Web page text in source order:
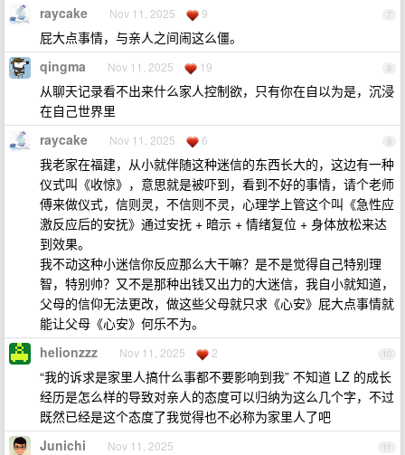
7
raycake Nov 11, 2025 9
屁大点事情，与亲人之间闹这么僵。
8
qingma Nov 11, 2025 19
从聊天记录看不出来什么家人控制欲，只有你在自以为是，沉浸
在自己世界里
9
raycake Nov 11, 2025 6
我老家在福建，从小就伴随这种迷信的东西长大的，这边有一种
仪式叫《收惊》，意思就是被吓到，看到不好的事情，请个老师
傅来做仪式，信则灵，不信则不灵，心理学上管这个叫《急性应
激反应后的安抚》通过安抚 + 暗示 + 情绪复位 + 身体放松来达
到效果。
我不动这种小迷信你反应那么大干嘛？是不是觉得自己特别理
智，特别帅？又不是那种出钱又出力的大迷信，我自小就知道，
父母的信仰无法更改，做这些父母就只求《心安》屁大点事情就
能让父母《心安》何乐不为。
10
helionzzz Nov 11, 2025 2
“我的诉求是家里人搞什么事都不要影响到我” 不知道 LZ 的成长
经历是怎么样的导致对亲人的态度可以归纳为这么几个字，不过
既然已经是这个态度了我觉得也不必称为家里人了吧
11
Junichi Nov 11, 2025